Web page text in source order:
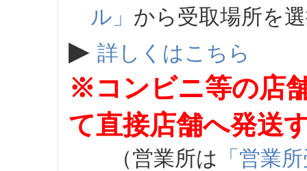
ル」 から受取場所を
▶ 詳しくはこちら
※コンビニ等の店
て直接店舗へ発送
（営業所は 「営業